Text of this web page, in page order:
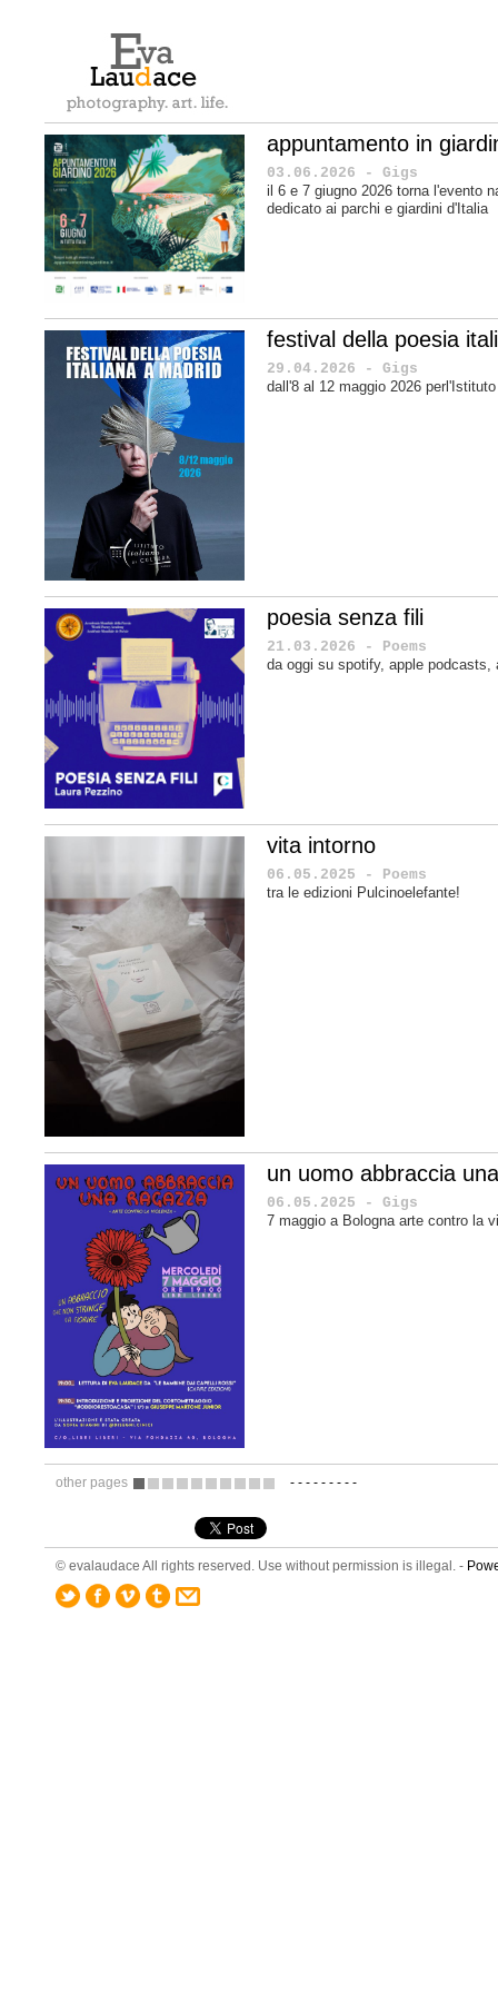
appuntamento in
03.06.2026 - Gigs
il 6 e 7 giugno 2026 torna l'evento
dedicato ai parchi e giardini d'Italia
festival della poesia
29.04.2026 - Gigs
dall'8 al 12 maggio 2026
poesia senza fili
21.03.2026 - Poems
da oggi su spotify, apple
vita intorno
06.05.2025 - Poems
tra le edizioni Pulcinoelefante!
un uomo abbraccia
06.05.2025 - Gigs
7 maggio a Bologna arte contro la
other pages - - - - - - - - -
© evalaudace All rights reserved. Use without permission is illegal. -